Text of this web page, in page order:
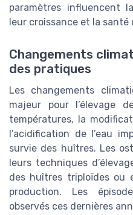
paramètres influencent
leur croissance et la
Changements
des pratiques
Les changements
majeur pour l’élevage
températures, la
l’acidification de l’eau
survie des huîtres. Les
leurs techniques
des huîtres triploïdes ou
production. Les
observés ces dernières